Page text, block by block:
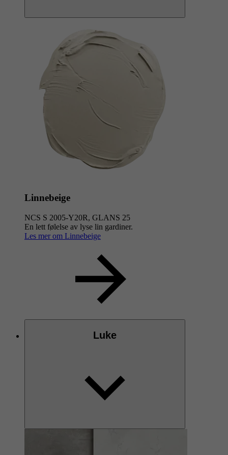
Linnebeige
NCS S 2005-Y20R, GLANS 25
En lett følelse av lyse lin gardiner.
Les mer om Linnebeige
Luke